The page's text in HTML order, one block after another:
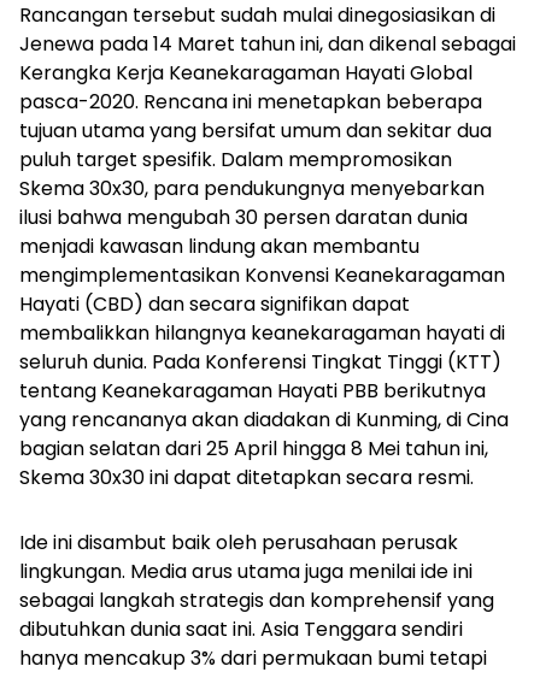
Rancangan tersebut sudah mulai dinegosiasikan di
Jenewa pada 14 Maret tahun ini, dan dikenal sebagai
Kerangka Kerja Keanekaragaman Hayati Global
pasca-2020. Rencana ini menetapkan beberapa
tujuan utama yang bersifat umum dan sekitar dua
puluh target spesifik. Dalam mempromosikan
Skema 30x30, para pendukungnya menyebarkan
ilusi bahwa mengubah 30 persen daratan dunia
menjadi kawasan lindung akan membantu
mengimplementasikan Konvensi Keanekaragaman
Hayati (CBD) dan secara signifikan dapat
membalikkan hilangnya keanekaragaman hayati di
seluruh dunia. Pada Konferensi Tingkat Tinggi (KTT)
tentang Keanekaragaman Hayati PBB berikutnya
yang rencananya akan diadakan di Kunming, di Cina
bagian selatan dari 25 April hingga 8 Mei tahun ini,
Skema 30x30 ini dapat ditetapkan secara resmi.
Ide ini disambut baik oleh perusahaan perusak
lingkungan. Media arus utama juga menilai ide ini
sebagai langkah strategis dan komprehensif yang
dibutuhkan dunia saat ini. Asia Tenggara sendiri
hanya mencakup 3% dari permukaan bumi tetapi